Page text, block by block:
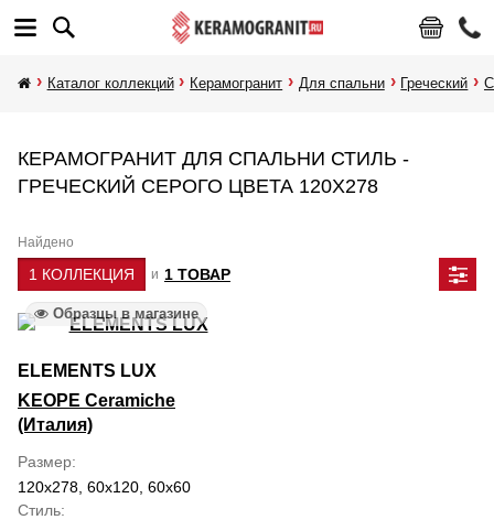
Каталог коллекций Керамогранит Для спальни Греческий
КЕРАМОГРАНИТ ДЛЯ СПАЛЬНИ СТИЛЬ -
ГРЕЧЕСКИЙ СЕРОГО ЦВЕТА 120Х278
Найдено
1 КОЛЛЕКЦИЯ и 1 ТОВАР
Образцы в магазине
ELEMENTS LUX
KEOPE Ceramiche
(Италия)
Размер
120x278, 60x120, 60x60
Стиль